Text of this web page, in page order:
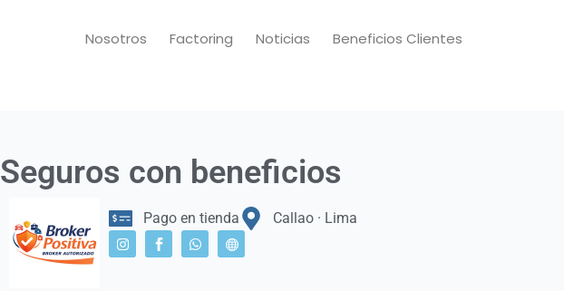
Nosotros Factoring Noticias Beneficios Clientes
Seguros con beneficios
Pago en tienda Callao · Lima